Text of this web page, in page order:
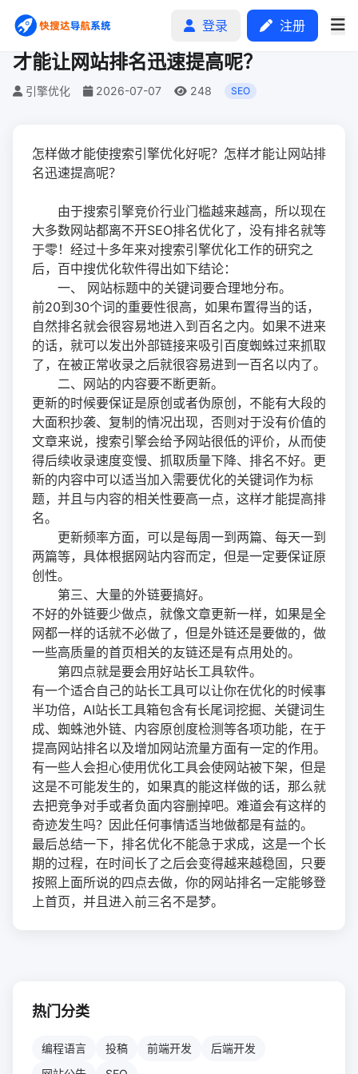
登录 注册
分类排行
文章
自助广告
怎样做才能使搜索引擎优化好呢？怎样
才能让网站排名迅速提高呢？
引擎优化 2026-07-07 248 SEO
怎样做才能使搜索引擎优化好呢？怎样才能让网站排
名迅速提高呢？
由于搜索引擎竞价行业门槛越来越高，所以现在
大多数网站都离不开SEO排名优化了，没有排名就等
于零！经过十多年来对搜索引擎优化工作的研究之
后，百中搜优化软件得出如下结论：
一、 网站标题中的关键词要合理地分布。
前20到30个词的重要性很高，如果布置得当的话，
自然排名就会很容易地进入到百名之内。如果不进来
的话，就可以发出外部链接来吸引百度蜘蛛过来抓取
了，在被正常收录之后就很容易进到一百名以内了。
二、网站的内容要不断更新。
更新的时候要保证是原创或者伪原创，不能有大段的
大面积抄袭、复制的情况出现，否则对于没有价值的
文章来说，搜索引擎会给予网站很低的评价，从而使
得后续收录速度变慢、抓取质量下降、排名不好。更
新的内容中可以适当加入需要优化的关键词作为标
题，并且与内容的相关性要高一点，这样才能提高排
名。
更新频率方面，可以是每周一到两篇、每天一到
两篇等，具体根据网站内容而定，但是一定要保证原
创性。
第三、大量的外链要搞好。
不好的外链要少做点，就像文章更新一样，如果是全
网都一样的话就不必做了，但是外链还是要做的，做
一些高质量的首页相关的友链还是有点用处的。
第四点就是要会用好站长工具软件。
有一个适合自己的站长工具可以让你在优化的时候事
半功倍，AI站长工具箱包含有长尾词挖掘、关键词生
成、蜘蛛池外链、内容原创度检测等各项功能，在于
提高网站排名以及增加网站流量方面有一定的作用。
有一些人会担心使用优化工具会使网站被下架，但是
这是不可能发生的，如果真的能这样做的话，那么就
去把竞争对手或者负面内容删掉吧。难道会有这样的
奇迹发生吗？因此任何事情适当地做都是有益的。
最后总结一下，排名优化不能急于求成，这是一个长
期的过程，在时间长了之后会变得越来越稳固，只要
按照上面所说的四点去做，你的网站排名一定能够登
上首页，并且进入前三名不是梦。
热门分类
编程语言 投稿 前端开发
后端开发